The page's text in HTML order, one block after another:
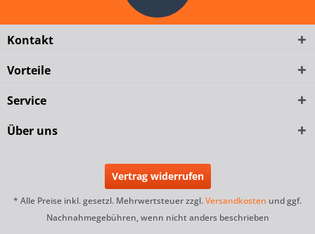
Kontakt
Vorteile
Service
Über uns
Vertrag widerrufen
* Alle Preise inkl. gesetzl. Mehrwertsteuer zzgl.Versandkosten und ggf.
Nachnahmegebühren, wenn nicht anders beschrieben